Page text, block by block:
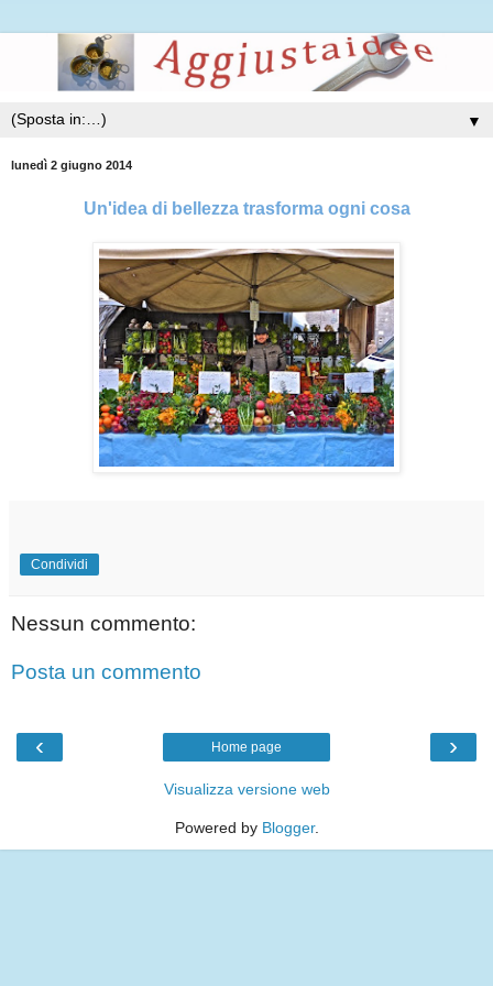
▼
lunedì 2 giugno 2014
Un'idea di bellezza trasforma ogni cosa
Condividi
Nessun commento:
Posta un commento
‹ ›
Home page
Visualizza versione web
Powered by Blogger.